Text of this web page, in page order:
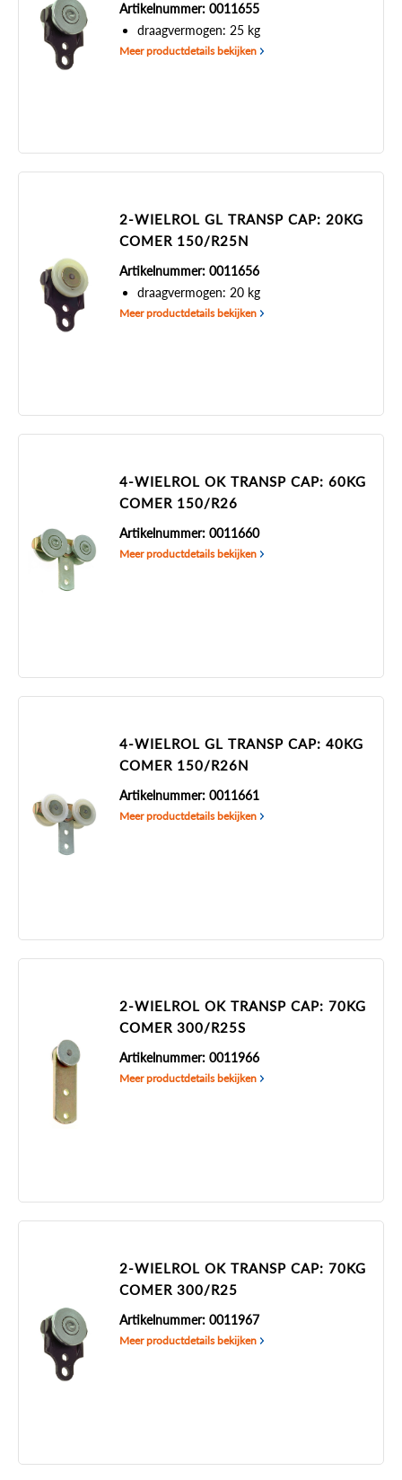
Artikelnummer: 0011655
draagvermogen: 25 kg
Meer productdetails bekijken
2-WIELROL GL TRANSP CAP: 20KG
COMER 150/R25N
Artikelnummer: 0011656
draagvermogen: 20 kg
Meer productdetails bekijken
4-WIELROL OK TRANSP CAP: 60KG
COMER 150/R26
Artikelnummer: 0011660
Meer productdetails bekijken
4-WIELROL GL TRANSP CAP: 40KG
COMER 150/R26N
Artikelnummer: 0011661
Meer productdetails bekijken
2-WIELROL OK TRANSP CAP: 70KG
COMER 300/R25S
Artikelnummer: 0011966
Meer productdetails bekijken
2-WIELROL OK TRANSP CAP: 70KG
COMER 300/R25
Artikelnummer: 0011967
Meer productdetails bekijken